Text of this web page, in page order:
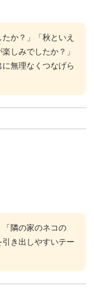
か？」「秋といえ
しみでしたか？」
無理なくつなげら
「隣の家のネコの
き出しやすいテー